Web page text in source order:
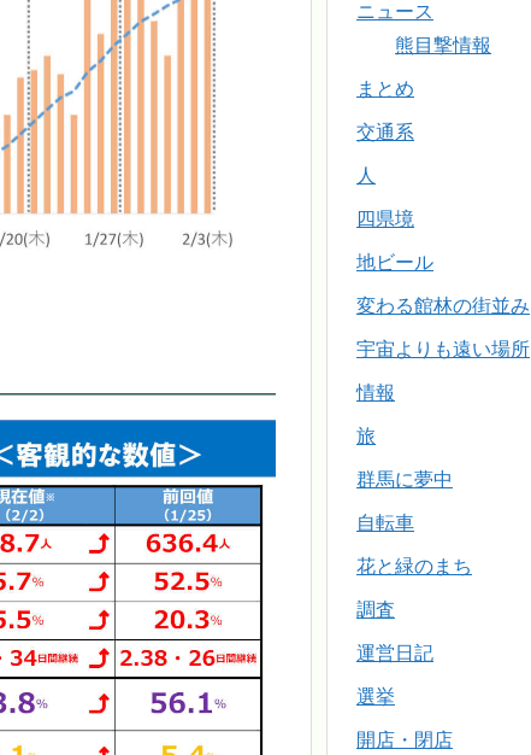
ニュース
熊目撃情報
まとめ
交通系
人
四県境
地ビール
変わる館林の街並み
宇宙よりも遠い場所
情報
旅
群馬に夢中
自転車
花と緑のまち
調査
運営日記
選挙
開店・閉店